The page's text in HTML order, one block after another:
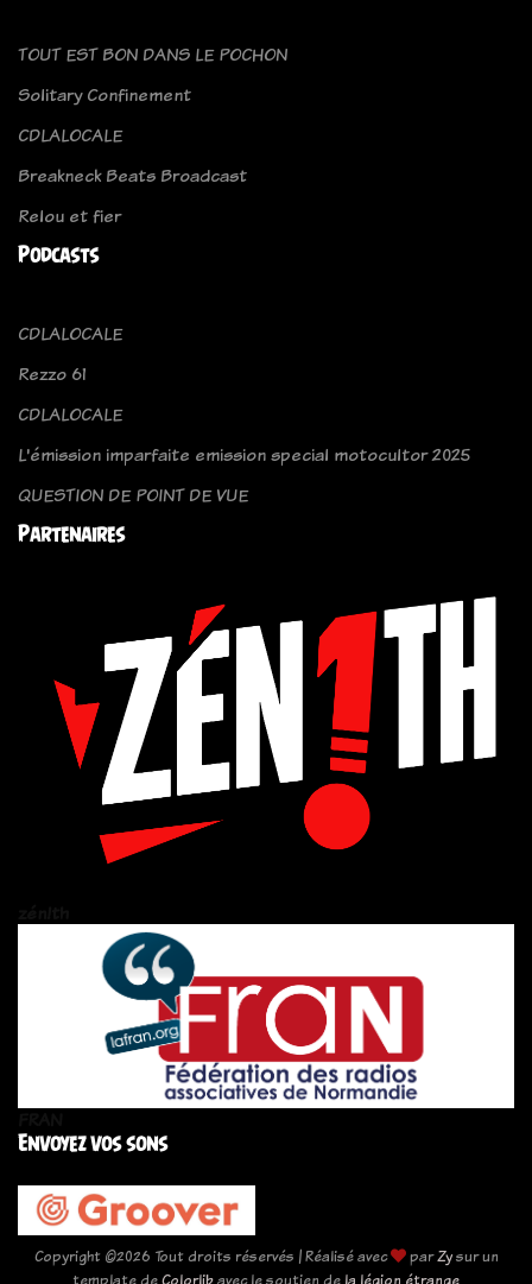
TOUT EST BON DANS LE POCHON
Solitary Confinement
CDLALOCALE
Breakneck Beats Broadcast
Relou et fier
Podcasts
CDLALOCALE
Rezzo 61
CDLALOCALE
L'émission imparfaite emission special motocultor 2025
QUESTION DE POINT DE VUE
Partenaires
Envoyez vos sons
Copyright ©2026 Tout droits réservés | Réalisé avec parZysur un
template deColorlibavec le soutien de la légion étrange